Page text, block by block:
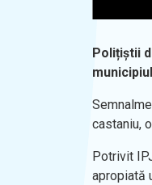
Polițiștii
castaniu,
Potrivit
apropiată